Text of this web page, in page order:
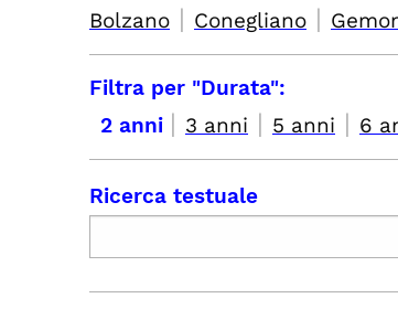
Bolzano | Conegliano |
Filtra per "Durata":
2 anni | 3 anni | 5 anni | 6
Ricerca testuale